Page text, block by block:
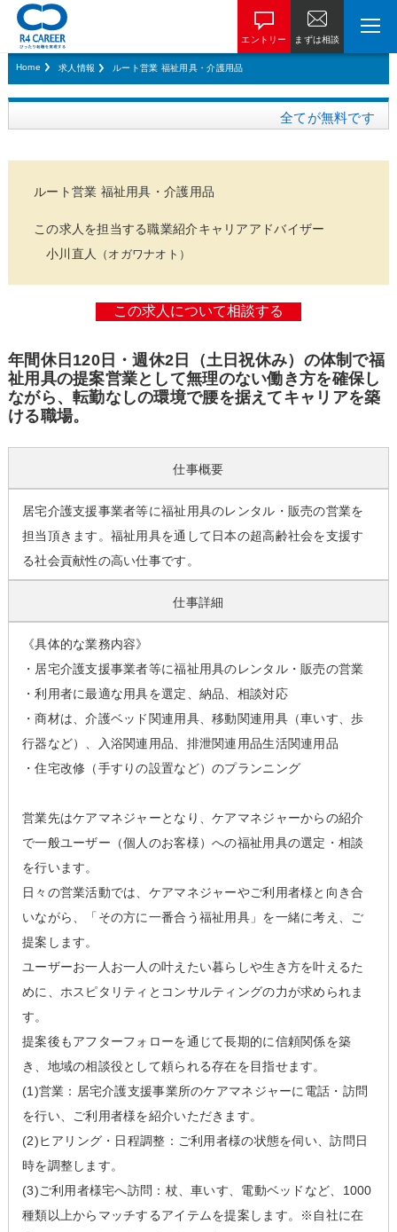
まずは相談
エントリー
Home 求人情報 ルート営業 福祉用具・介護用品
全てが無料です
ルート営業 福祉用具・介護用品
この求人を担当する職業紹介キャリアアドバイザー
小川直人
（オガワナオト）
年間休日120日・週休2日（土日祝休み）の体制で福
祉用具の提案営業として無理のない働き方を確保し
ながら、転勤なしの環境で腰を据えてキャリアを築
ける職場。
仕事概要
居宅介護支援事業者等に福祉用具のレンタル・販売の営業を
担当頂きます。福祉用具を通して日本の超高齢社会を支援す
る社会貢献性の高い仕事です。
仕事詳細
《具体的な業務内容》
・居宅介護支援事業者等に福祉用具のレンタル・販売の営業
・利用者に最適な用具を選定、納品、相談対応
・商材は、介護ベッド関連用具、移動関連用具（車いす、歩
行器など）、入浴関連用品、排泄関連用品生活関連用品
・住宅改修（手すりの設置など）のプランニング
営業先はケアマネジャーとなり、ケアマネジャーからの紹介
で一般ユーザー（個人のお客様）への福祉用具の選定・相談
を行います。
日々の営業活動では、ケアマネジャーやご利用者様と向き合
いながら、「その方に一番合う福祉用具」を一緒に考え、ご
提案します。
ユーザーお一人お一人の叶えたい暮らしや生き方を叶えるた
めに、ホスピタリティとコンサルティングの力が求められま
す。
提案後もアフターフォローを通じて長期的に信頼関係を築
き、地域の相談役として頼られる存在を目指せます。
(1)営業：居宅介護支援事業所のケアマネジャーに電話・訪問
を行い、ご利用者様を紹介いただきます。
(2)ヒアリング・日程調整：ご利用者様の状態を伺い、訪問日
時を調整します。
(3)ご利用者様宅へ訪問：杖、車いす、電動ベッドなど、1000
種類以上からマッチするアイテムを提案します。※自社に在